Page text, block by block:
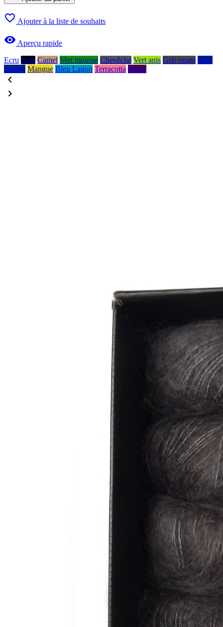
 Ajouter à la liste de souhaits
 Aperçu rapide
Ecru Noir Camel Vert mousse Chevêche Vert anis Gris orage Bleu
marine Mangue Bleu Lagon Terracotta Prune

